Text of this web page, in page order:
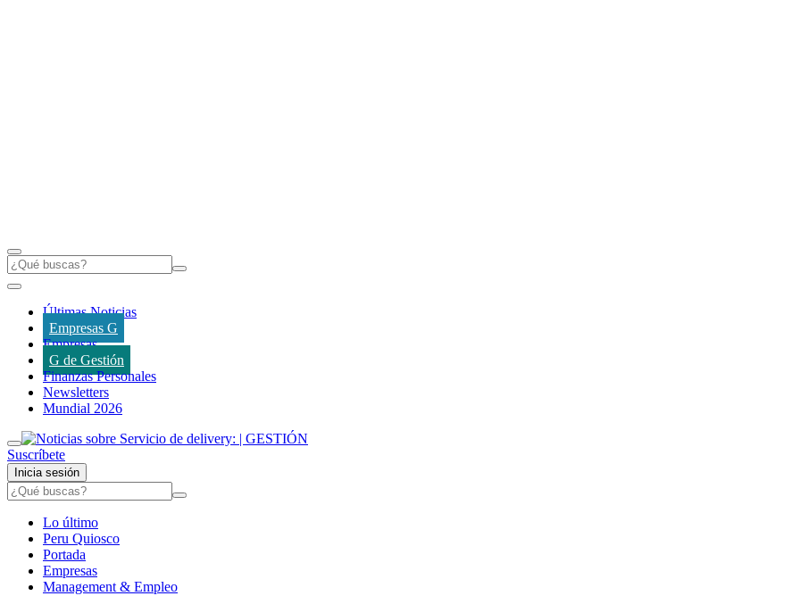
Últimas Noticias
Empresas G
Empresas
G de Gestión
Finanzas Personales
Newsletters
Mundial 2026
Suscríbete
Inicia sesión
Lo último
Peru Quiosco
Portada
Empresas
Management & Empleo